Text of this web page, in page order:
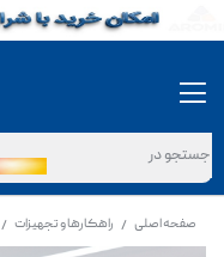
صفحه اصلی / راهکارها و تجهیزات /